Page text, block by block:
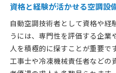
資格と経験が活かせる空調設
自動空調技術者として資格や経
うには、専門性を評価する企業
人を積極的に探すことが重要で
工事士や冷凍機械責任者などの